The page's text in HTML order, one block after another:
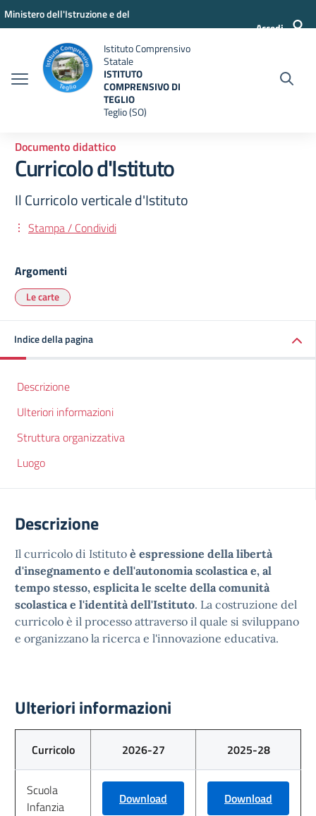
Vai ai contenuti
Vai al menu di navigazione
Vai al footer
Ministero dell'Istruzione e del
Accedi
Istituto Comprensivo
Statale
ISTITUTO
COMPRENSIVO DI
TEGLIO
Teglio (SO)
Documento didattico
Curricolo d'Istituto
Il Curricolo verticale d'Istituto
Stampa / Condividi
Argomenti
Le carte
Indice della pagina
Descrizione
Ulteriori informazioni
Struttura organizzativa
Luogo
Descrizione
Il curricolo di Istituto è espressione della libertà
d'insegnamento e dell'autonomia scolastica e, al
tempo stesso, esplicita le scelte della comunità
scolastica e l'identità dell'Istituto. La costruzione del
curricolo è il processo attraverso il quale si sviluppano
e organizzano la ricerca e l'innovazione educativa.
Ulteriori informazioni
Curricolo 2026-27 2025-28
Scuola
Infanzia
Download Download